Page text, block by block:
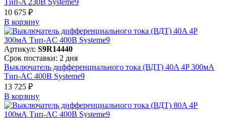
10 675 ₽
В корзинy
Артикул: S9R14440
Срок поставки: 2 дня
Выключатель дифференциального тока (ВДТ) 40A 4P 300мА
Тип-AC 400В Systeme9
13 725 ₽
В корзинy